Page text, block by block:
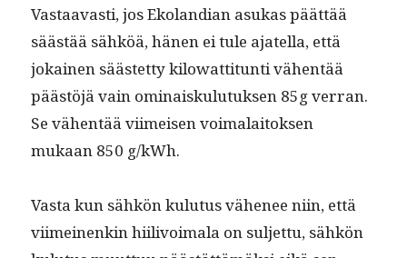
Vas­taavasti, jos Ekolan­di­an asukas päät­tää
säästää sähköä, hänen ei tule ajatel­la, että
jokainen säästet­ty kilo­wat­ti­tun­ti vähen­tää
päästöjä vain omi­naisku­lu­tuk­sen 85g ver­ran.
Se vähen­tää viimeisen voimalaitok­sen
mukaan 850 g/kWh.
Vas­ta kun sähkön kulu­tus vähe­nee niin, että
viimeinenkin hiilivoimala on sul­jet­tu, sähkön